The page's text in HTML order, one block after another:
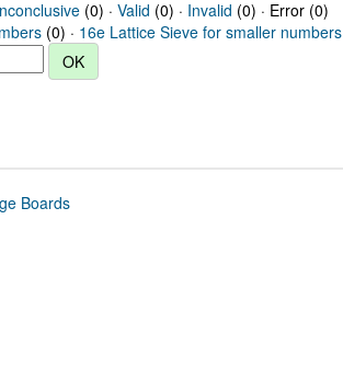
(0) · Valid (0) · Invalid (0) · Error (0)
(0) · 16e Lattice Sieve for smaller numbers
Boards